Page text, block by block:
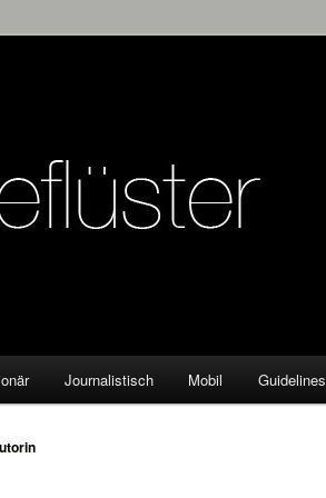
Journalistisch Mobil Guidelines